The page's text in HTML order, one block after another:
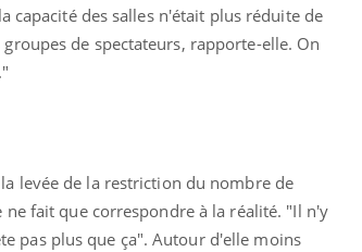
capacité des salles n'était plus réduite de
de spectateurs, rapporte-elle. On
levée de la restriction du nombre de
fait que correspondre à la réalité. "Il n'y
pas plus que ça". Autour d'elle moins